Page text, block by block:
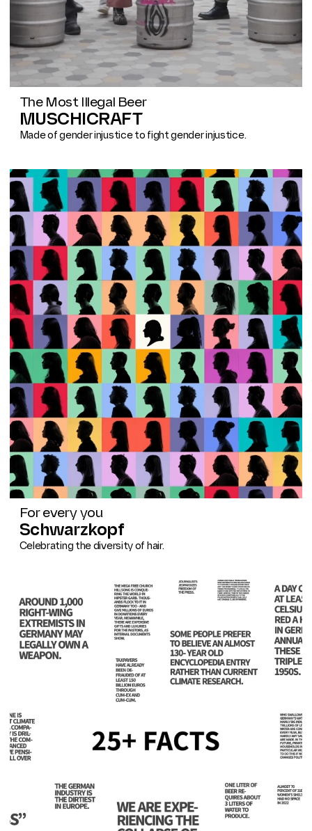
The Most Illegal Beer
MUSCHICRAFT
Made of gender injustice to fight gender injustice.
For every you
Schwarzkopf
Celebrating the diversity of hair.